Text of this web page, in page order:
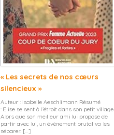
« Les secrets de nos cœurs
silencieux »
Auteur : Isabelle Aeschlimann Résumé
: Elise se sent à l’étroit dans son petit village.
Alors que son meilleur ami lui propose de
partir avec lui, un événement brutal va les
séparer. […]